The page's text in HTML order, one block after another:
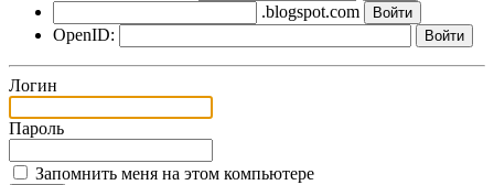
.blogspot.com
OpenID:
Логин
Пароль
Запомнить меня на этом компьютере